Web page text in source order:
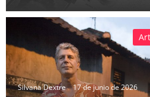
Silvana Dextre 17 de junio de 2026